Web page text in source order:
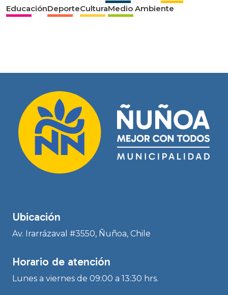
EducaciónDeporteCulturaMedio Ambiente
Ubicación
Av. Irarrázaval #3550, Ñuñoa, Chile
Horario de atención
Lunes a viernes de 09:00 a 13:30 hrs.